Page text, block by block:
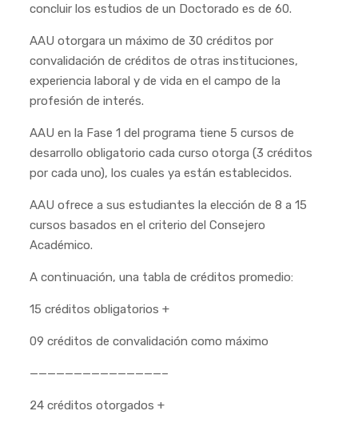
concluir los estudios de un Doctorado es de 60.
AAU otorgara un máximo de 30 créditos por
convalidación de créditos de otras instituciones,
experiencia laboral y de vida en el campo de la
profesión de interés.
AAU en la Fase 1 del programa tiene 5 cursos de
desarrollo obligatorio cada curso otorga (3 créditos
por cada uno), los cuales ya están establecidos.
AAU ofrece a sus estudiantes la elección de 8 a 15
cursos basados en el criterio del Consejero
Académico.
A continuación, una tabla de créditos promedio:
15 créditos obligatorios +
09 créditos de convalidación como máximo
———————————————–
24 créditos otorgados +